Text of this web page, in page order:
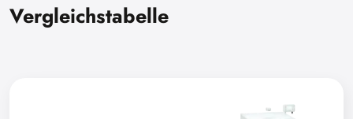
Vergleichstabelle